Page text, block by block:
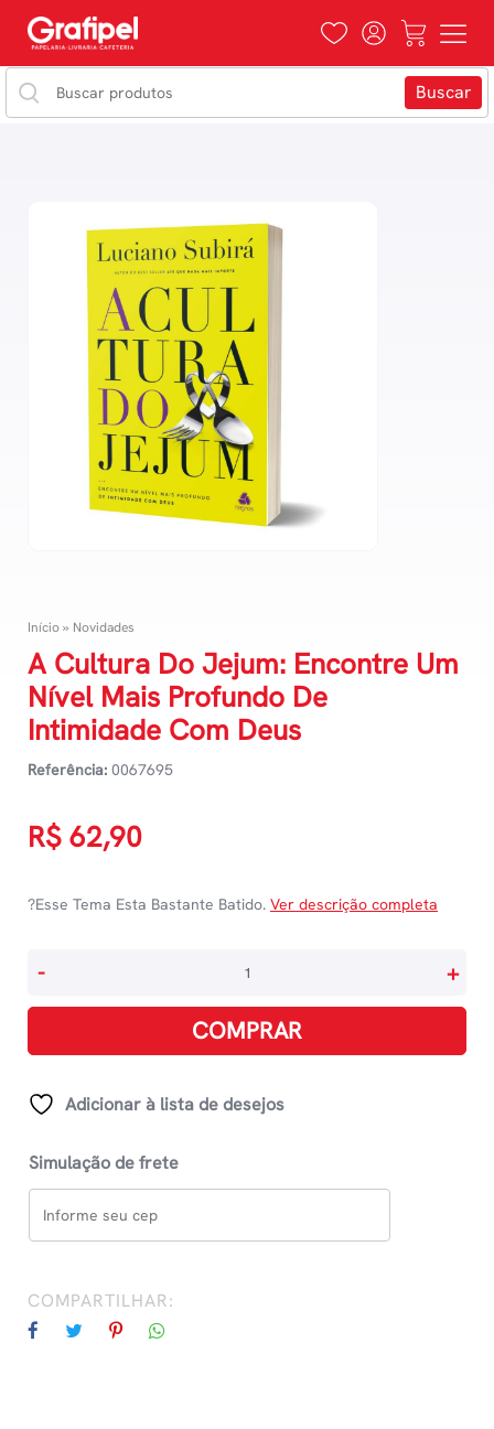
Início» Novidades
A Cultura Do Jejum: Encontre Um
Nível Mais Profundo De
Intimidade Com Deus
Referência: 0067695
R$ 62,90
?Esse Tema Esta Bastante Batido. Ver descrição completa
Do
Jejum:
Um
Mais
Profundo
De
Intimidade
Deus
quantidade
- +
COMPRAR
Adicionar à lista de desejos
Simulação de frete
COMPARTILHAR: